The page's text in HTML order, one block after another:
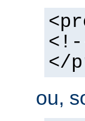
</
ou,